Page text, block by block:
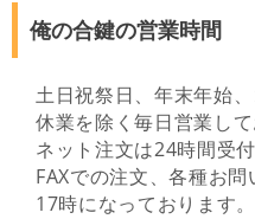
俺の合鍵の営業時間
土日祝祭日、年末年始
休業を除く毎日営業して
ネット注文は24時間受付
FAXでの注文、各種お
17時になっております。